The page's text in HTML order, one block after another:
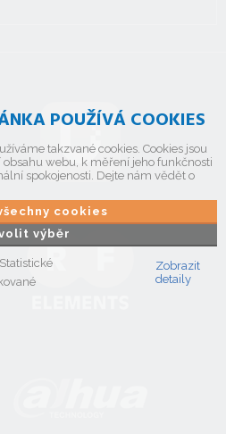
POUŽÍVÁ COOKIES
takzvané cookies. Cookies jsou
webu, k měření jeho funkčnosti
spokojenosti. Dejte nám vědět o
výběr
cookies
Statistické
Zobrazit
detaily